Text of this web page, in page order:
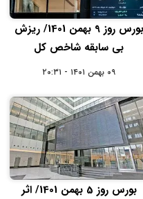
بورس روز 9 بهمن 1401/ ریزش
بی سابقه شاخص کل
۰۹ بهمن ۱۴۰۱ - ۲۰:۳۱
بورس روز 5 بهمن 1401/ اثر